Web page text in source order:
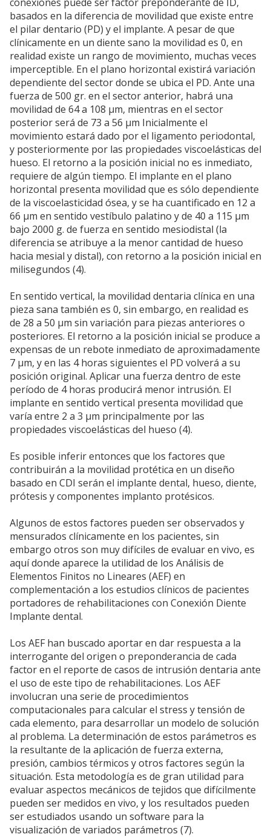
basados en la diferencia de movilidad que existe entre
el pilar dentario (PD) y el implante. A pesar de que
clínicamente en un diente sano la movilidad es 0, en
realidad existe un rango de movimiento, muchas veces
imperceptible. En el plano horizontal existirá variación
dependiente del sector donde se ubica el PD. Ante una
fuerza de 500 gr. en el sector anterior, habrá una
movilidad de 64 a 108 µm, mientras en el sector
posterior será de 73 a 56 µm Inicialmente el
movimiento estará dado por el ligamento periodontal,
y posteriormente por las propiedades viscoelásticas del
hueso. El retorno a la posición inicial no es inmediato,
requiere de algún tiempo. El implante en el plano
horizontal presenta movilidad que es sólo dependiente
de la viscoelasticidad ósea, y se ha cuantificado en 12 a
66 µm en sentido vestíbulo palatino y de 40 a 115 µm
bajo 2000 g. de fuerza en sentido mesiodistal (la
diferencia se atribuye a la menor cantidad de hueso
hacia mesial y distal), con retorno a la posición inicial en
milisegundos (4).
En sentido vertical, la movilidad dentaria clínica en una
pieza sana también es 0, sin embargo, en realidad es
de 28 a 50 µm sin variación para piezas anteriores o
posteriores. El retorno a la posición inicial se produce a
expensas de un rebote inmediato de aproximadamente
7 µm, y en las 4 horas siguientes el PD volverá a su
posición original. Aplicar una fuerza dentro de este
período de 4 horas producirá menor intrusión. El
implante en sentido vertical presenta movilidad que
varía entre 2 a 3 µm principalmente por las
propiedades viscoelásticas del hueso (4).
Es posible inferir entonces que los factores que
contribuirán a la movilidad protética en un diseño
basado en CDI serán el implante dental, hueso, diente,
prótesis y componentes implanto protésicos.
Algunos de estos factores pueden ser observados y
mensurados clínicamente en los pacientes, sin
embargo otros son muy difíciles de evaluar en vivo, es
aquí donde aparece la utilidad de los Análisis de
Elementos Finitos no Lineares (AEF) en
complementación a los estudios clínicos de pacientes
portadores de rehabilitaciones con Conexión Diente
Implante dental.
Los AEF han buscado aportar en dar respuesta a la
interrogante del origen o preponderancia de cada
factor en el reporte de casos de intrusión dentaria ante
el uso de este tipo de rehabilitaciones. Los AEF
involucran una serie de procedimientos
computacionales para calcular el stress y tensión de
cada elemento, para desarrollar un modelo de solución
al problema. La determinación de estos parámetros es
la resultante de la aplicación de fuerza externa,
presión, cambios térmicos y otros factores según la
situación. Esta metodología es de gran utilidad para
evaluar aspectos mecánicos de tejidos que difícilmente
pueden ser medidos en vivo, y los resultados pueden
ser estudiados usando un software para la
visualización de variados parámetros (7).